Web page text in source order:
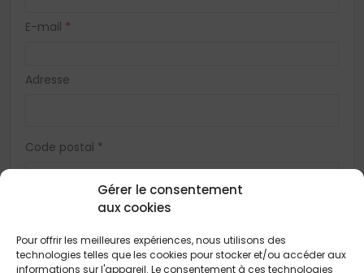
Gérer le consentement
aux cookies
Pour offrir les meilleures expériences, nous utilisons des
technologies telles que les cookies pour stocker et/ou accéder aux
informations sur l'appareil. Le consentement à ces technologies
E-mail *
Adresse
Code postal *
Vous acceptez de recevoir des offres concernant des biens
similaires de la part de Construction Horizontale